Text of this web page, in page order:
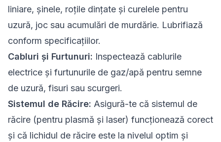
liniare, șinele, roțile dințate și curelele pentru
uzură, joc sau acumulări de murdărie. Lubrifiază
conform specificațiilor.
Cabluri și Furtunuri: Inspectează cablurile
electrice și furtunurile de gaz/apă pentru semne
de uzură, fisuri sau scurgeri.
Sistemul de Răcire: Asigură-te că sistemul de
răcire (pentru plasmă și laser) funcționează corect
și că lichidul de răcire este la nivelul optim și